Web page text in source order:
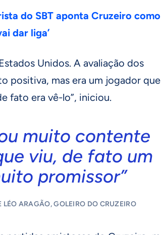
do SBT aponta Cruzeiro como
dar liga’
Unidos. A avaliação dos
positiva, mas era um jogador que
fato era vê-lo”, iniciou.
muito contente
viu, de fato um
promissor”
ARAGÃO, GOLEIRO DO CRUZEIRO